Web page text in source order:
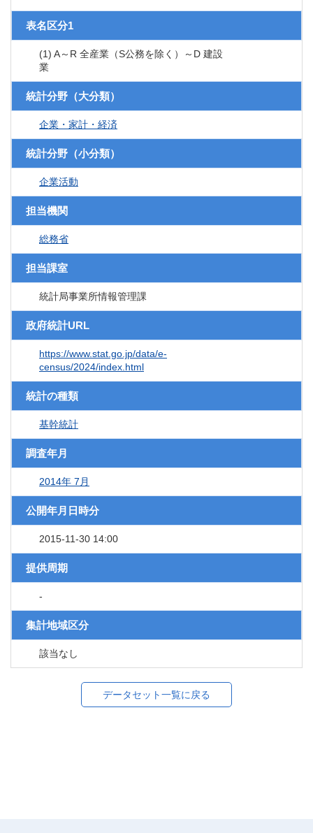
表名区分1
(1) A～R 全産業（S公務を除く）～D 建設
業
統計分野（大分類）
企業・家計・経済
統計分野（小分類）
企業活動
担当機関
総務省
担当課室
統計局事業所情報管理課
政府統計URL
https://www.stat.go.jp/data/e-
census/2024/index.html
統計の種類
基幹統計
調査年月
2014年 7月
公開年月日時分
2015-11-30 14:00
提供周期
-
集計地域区分
該当なし
データセット一覧に戻る